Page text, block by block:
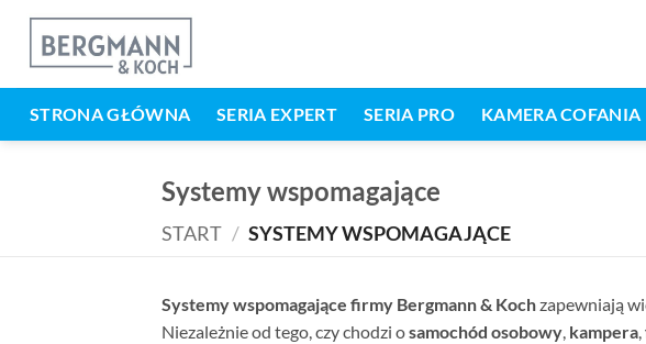
Przejdź
treści
STRONA GŁÓWNA SERIA EXPERT SERIA PRO KAMERA COFANIA
Systemy wspomagające
START / SYSTEMY WSPOMAGAJĄCE
Systemy wspomagające firmy Bergmann & Kochzapewniają
Niezależnie od tego, czy chodzi osamochód osobowy, kampera,